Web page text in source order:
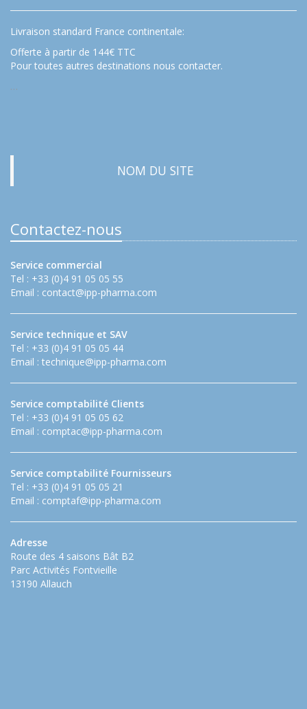
Livraison standard France continentale:
Offerte à partir de 144€ TTC
Pour toutes autres destinations nous contacter.
…
NOM DU SITE
Contactez-nous
Service commercial
Tel : +33 (0)4 91 05 05 55
Email : contact@ipp-pharma.com
Service technique et SAV
Tel : +33 (0)4 91 05 05 44
Email : technique@ipp-pharma.com
Service comptabilité Clients
Tel : +33 (0)4 91 05 05 62
Email : comptac@ipp-pharma.com
Service comptabilité Fournisseurs
Tel : +33 (0)4 91 05 05 21
Email : comptaf@ipp-pharma.com
Adresse
Route des 4 saisons Bât B2
Parc Activités Fontvieille
13190 Allauch